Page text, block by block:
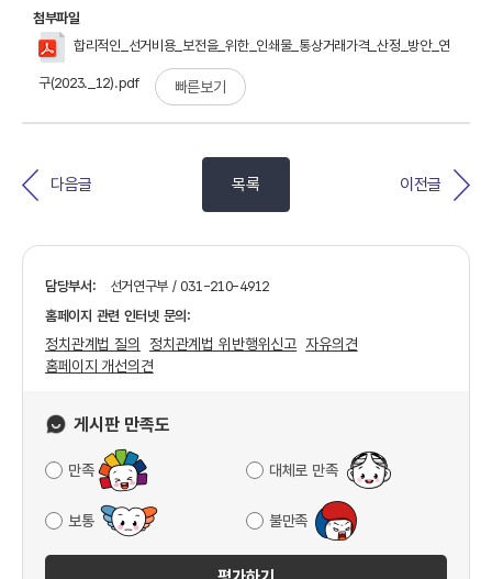
첨부파일
합리적인_선거비용_보전을_위한_인쇄물_통상거래가격_산정_방안_연
구(2023._12).pdf 빠른보기
다음글 이전글
목록
담당부서:
선거연구부 / 031-210-4912
홈페이지 관련 인터넷 문의:
정치관계법 질의 정치관계법 위반행위신고 자유의견
홈페이지 개선의견
게시판 만족도
만족 대체로 만족
보통 불만족